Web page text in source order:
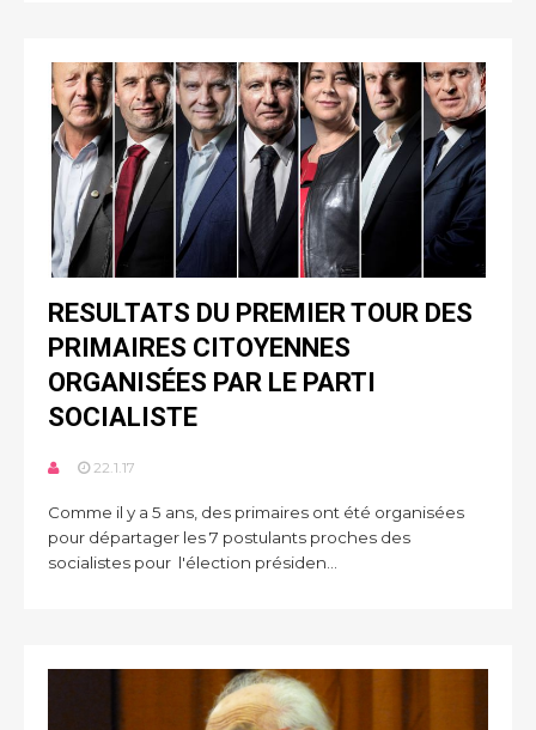
RESULTATS DU PREMIER TOUR DES
PRIMAIRES CITOYENNES
ORGANISÉES PAR LE PARTI
SOCIALISTE
22.1.17
Comme il y a 5 ans, des primaires ont été organisées
pour départager les 7 postulants proches des
socialistes pour l'élection présiden...